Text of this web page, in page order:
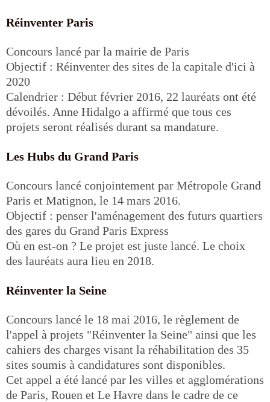
Réinventer Paris
Concours lancé par la mairie de Paris
Objectif : Réinventer des sites de la capitale d'ici à
2020
Calendrier : Début février 2016, 22 lauréats ont été
dévoilés. Anne Hidalgo a affirmé que tous ces
projets seront réalisés durant sa mandature.
Les Hubs du Grand Paris
Concours lancé conjointement par Métropole Grand
Paris et Matignon, le 14 mars 2016.
Objectif : penser l'aménagement des futurs quartiers
des gares du Grand Paris Express
Où en est-on ? Le projet est juste lancé. Le choix
des lauréats aura lieu en 2018.
Réinventer la Seine
Concours lancé le 18 mai 2016, le règlement de
l'appel à projets "Réinventer la Seine" ainsi que les
cahiers des charges visant la réhabilitation des 35
sites soumis à candidatures sont disponibles.
Cet appel a été lancé par les villes et agglomérations
de Paris, Rouen et Le Havre dans le cadre de ce